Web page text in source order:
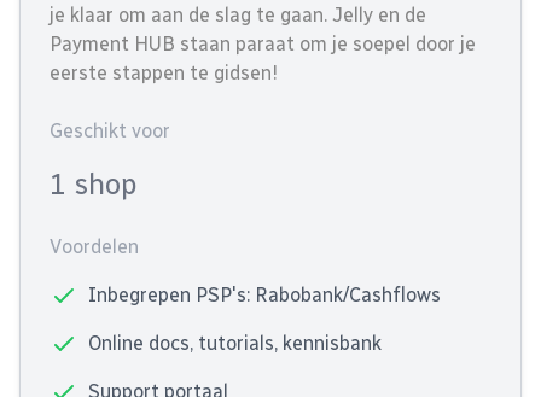
je klaar om aan de slag te gaan. Jelly en de
Payment HUB staan paraat om je soepel door je
eerste stappen te gidsen!
Geschikt voor
1 shop
Voordelen
Inbegrepen PSP's: Rabobank/Cashflows
Online docs, tutorials, kennisbank
Support portaal